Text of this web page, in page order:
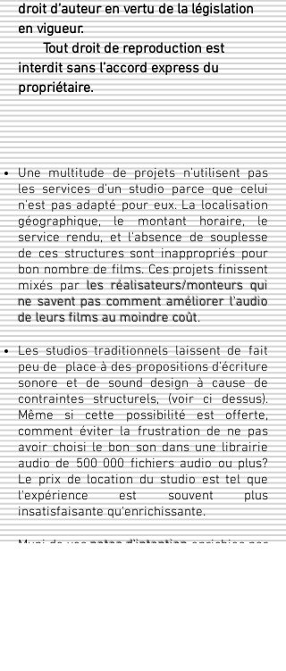
droit d’auteur en vertu de la législation
en vigueur.
Tout droit de reproduction est
interdit sans l’accord express du
propriétaire.
Une multitude de projets n'utilisent pas
les services d'un studio parce que celui
n'est pas adapté pour eux. La localisation
géographique, le montant horaire, le
service rendu, et l'absence de souplesse
de ces structures sont inappropriés pour
bon nombre de films. Ces projets finissent
mixés parles réalisateurs/monteurs qui
ne savent pas comment améliorer l'audio
de leurs films au moindre coût.
Les studios traditionnels laissent de fait
peu de place à des propositions d'écriture
sonore et de sound design à cause de
contraintes structurels, (voir ci dessus).
Même si cette possibilité est offerte,
comment éviter la frustration de ne pas
avoir choisi le bon son dans une librairie
audio de 500 000 fichiers audio ou plus?
Le prix de location du studio est tel que
l'expérience est souvent plus
insatisfaisante qu'enrichissante.​​
Muni de vosnotes d'intention enrichies par